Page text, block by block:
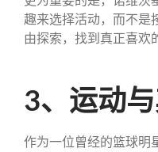
趣来选择活动，而不是
由探索，找到真正喜欢
3、运动
作为一位曾经的篮球明